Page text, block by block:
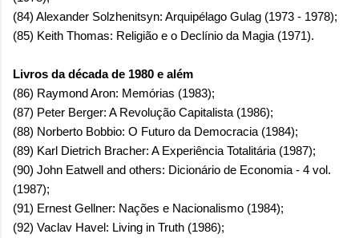
(84) Alexander Solzhenitsyn: Arquipélago Gulag (1973 - 1978);
(85) Keith Thomas: Religião e o Declínio da Magia (1971).
Livros da década de 1980 e além
(86) Raymond Aron: Memórias (1983);
(87) Peter Berger: A Revolução Capitalista (1986);
(88) Norberto Bobbio: O Futuro da Democracia (1984);
(89) Karl Dietrich Bracher: A Experiência Totalitária (1987);
(90) John Eatwell and others: Dicionário de Economia - 4 vol.
(1987);
(91) Ernest Gellner: Nações e Nacionalismo (1984);
(92) Vaclav Havel: Living in Truth (1986);